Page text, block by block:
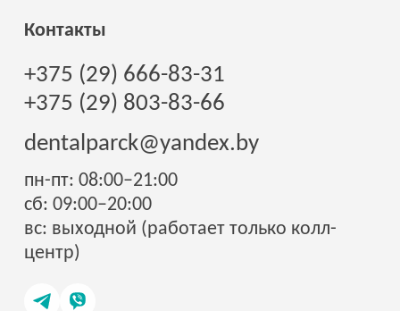
Контакты
+375 (29) 666-83-31
+375 (29) 803-83-66
dentalparck@yandex.by
пн-пт: 08:00–21:00
сб: 09:00–20:00
вс: выходной (работает только колл-
центр)